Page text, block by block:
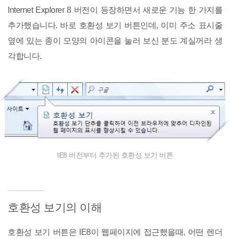
Internet Explorer 8 버전이 등장하면서 새로운 기능 한 가지를
추가했습니다. 바로 호환성 보기 버튼인데, 이미 주소 표시줄
옆에 있는 종이 모양의 아이콘을 눌러 보신 분도 계실꺼라 생
각합니다.
IE8 버전부터 추가된 호환성 보기 버튼
호환성 보기의 이해
호환성 보기 버튼은 IE8이 웹페이지에 접근했을때, 어떤 렌더